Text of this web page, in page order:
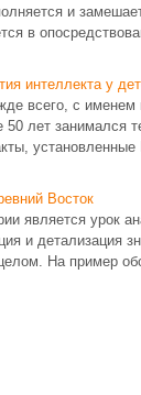
и
в
интеллекта у
всего, с
лет занимался
Восток
является урок
и детализация
На пример